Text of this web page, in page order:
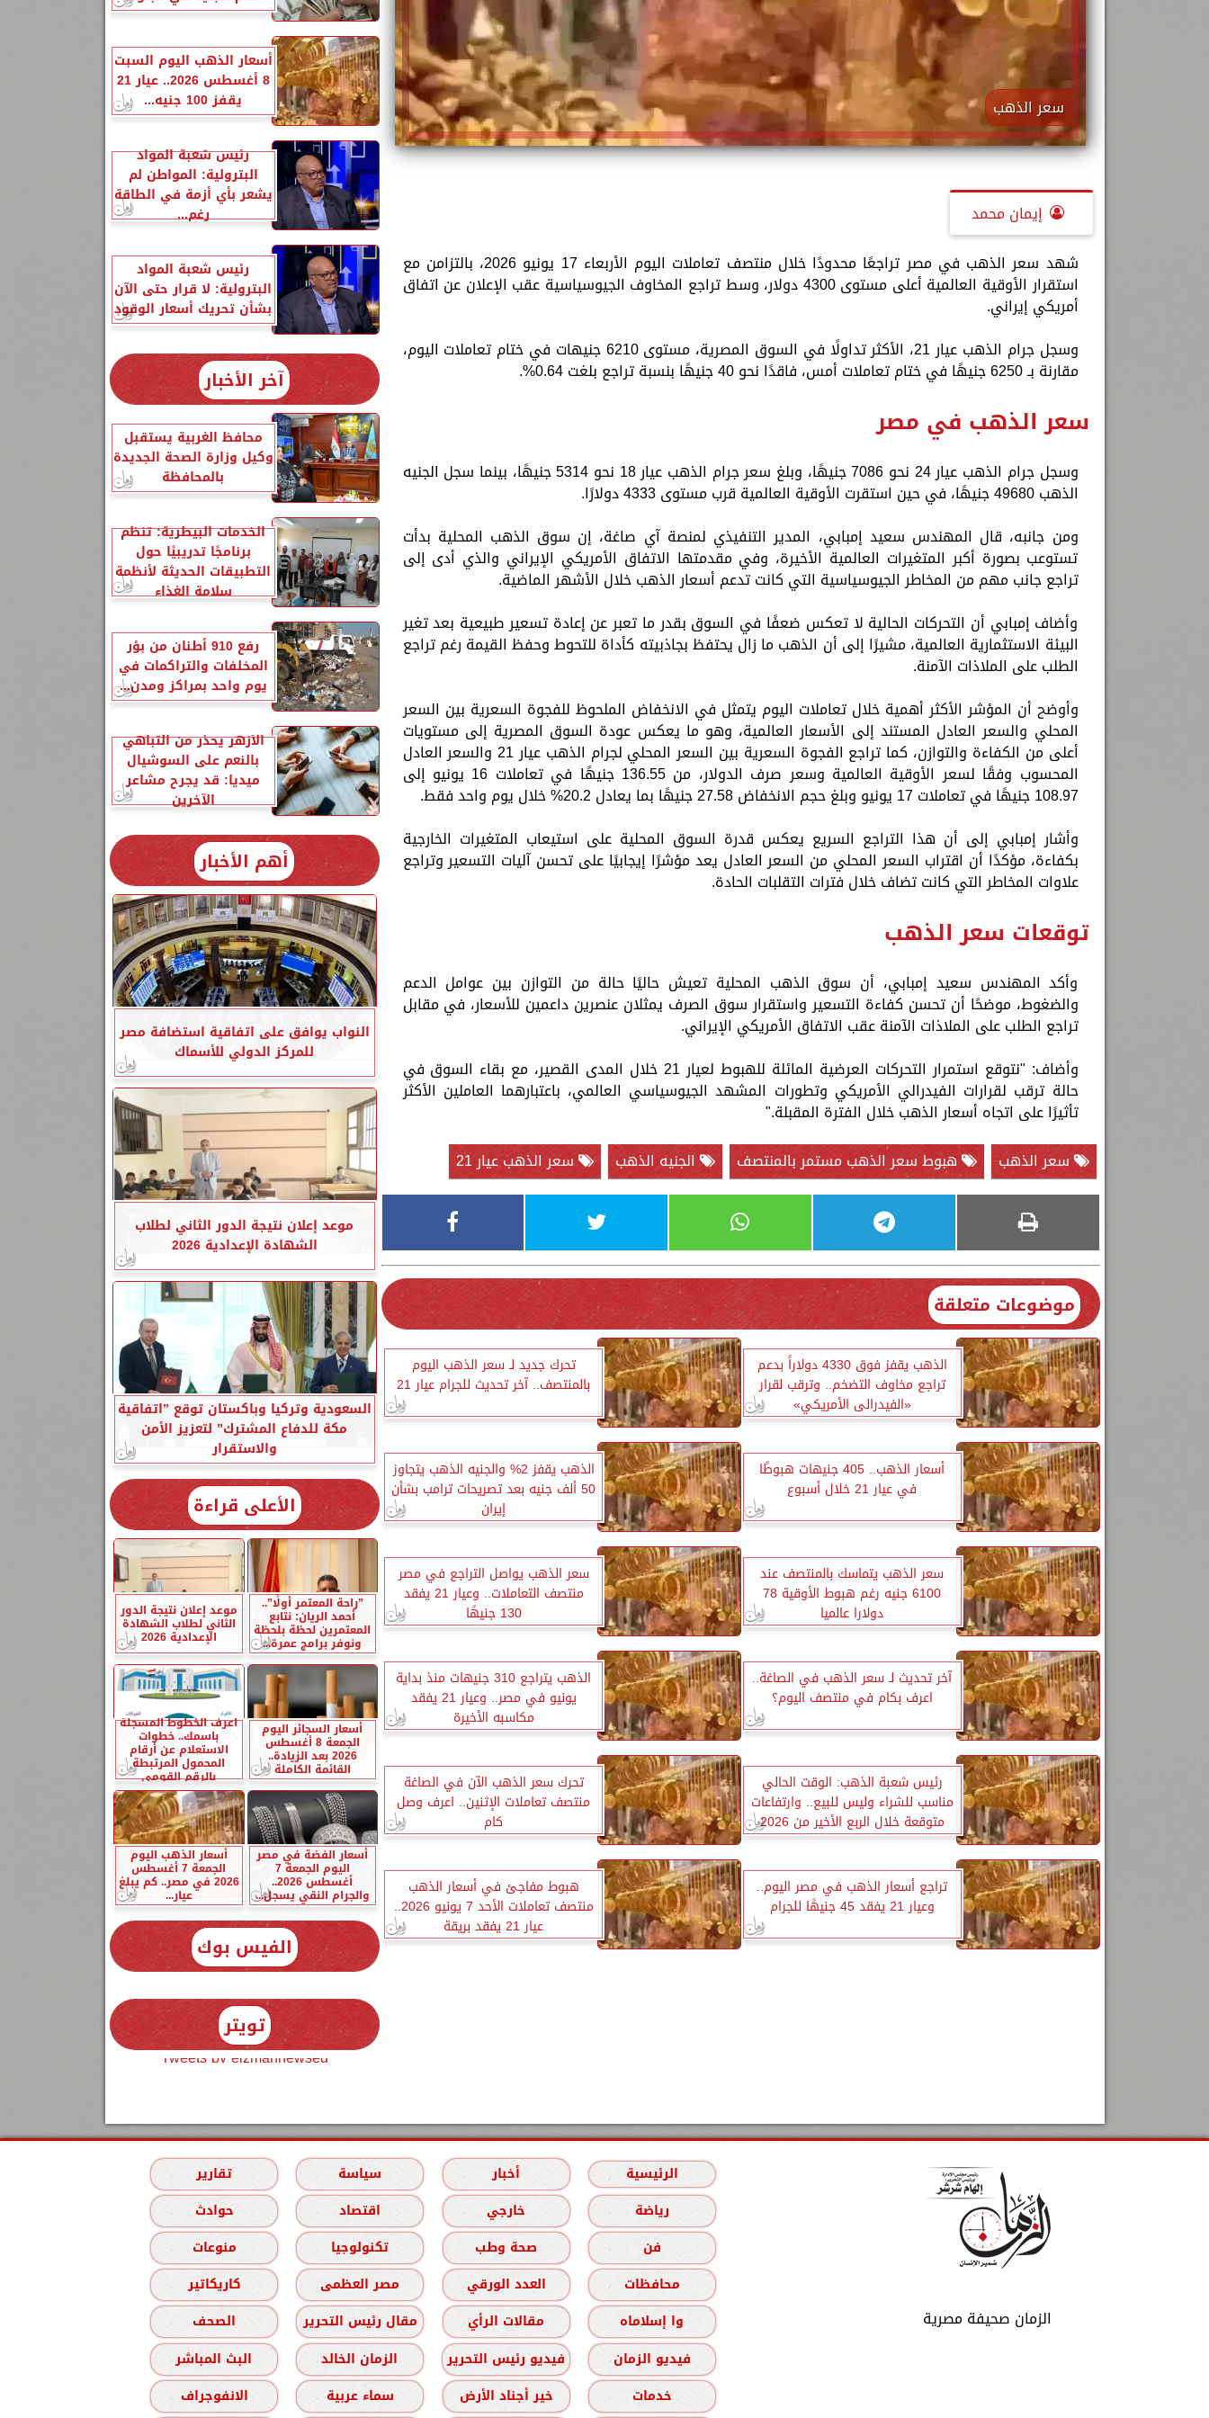
سعر الذهب
إيمان محمد
شهد سعر الذهب في مصر تراجعًا محدودًا خلال منتصف تعاملات اليوم الأربعاء 17 يونيو 2026، بالتزامن مع
استقرار الأوقية العالمية أعلى مستوى 4300 دولار، وسط تراجع المخاوف الجيوسياسية عقب الإعلان عن اتفاق
أمريكي إيراني.
وسجل جرام الذهب عيار 21، الأكثر تداولًا في السوق المصرية، مستوى 6210 جنيهات في ختام تعاملات اليوم،
مقارنة بـ 6250 جنيهًا في ختام تعاملات أمس، فاقدًا نحو 40 جنيهًا بنسبة تراجع بلغت 0.64%.
سعر الذهب في مصر
وسجل جرام الذهب عيار 24 نحو 7086 جنيهًا، وبلغ سعر جرام الذهب عيار 18 نحو 5314 جنيهًا، بينما سجل الجنيه
الذهب 49680 جنيهًا، في حين استقرت الأوقية العالمية قرب مستوى 4333 دولارًا.
ومن جانبه، قال المهندس سعيد إمبابي، المدير التنفيذي لمنصة آي صاغة، إن سوق الذهب المحلية بدأت
تستوعب بصورة أكبر المتغيرات العالمية الأخيرة، وفي مقدمتها الاتفاق الأمريكي الإيراني والذي أدى إلى
تراجع جانب مهم من المخاطر الجيوسياسية التي كانت تدعم أسعار الذهب خلال الأشهر الماضية.
وأضاف إمبابي أن التحركات الحالية لا تعكس ضعفًا في السوق بقدر ما تعبر عن إعادة تسعير طبيعية بعد تغير
البيئة الاستثمارية العالمية، مشيرًا إلى أن الذهب ما زال يحتفظ بجاذبيته كأداة للتحوط وحفظ القيمة رغم تراجع
الطلب على الملاذات الآمنة.
وأوضح أن المؤشر الأكثر أهمية خلال تعاملات اليوم يتمثل في الانخفاض الملحوظ للفجوة السعرية بين السعر
المحلي والسعر العادل المستند إلى الأسعار العالمية، وهو ما يعكس عودة السوق المصرية إلى مستويات
أعلى من الكفاءة والتوازن، كما تراجع الفجوة السعرية بين السعر المحلي لجرام الذهب عيار 21 والسعر العادل
المحسوب وفقًا لسعر الأوقية العالمية وسعر صرف الدولار، من 136.55 جنيهًا في تعاملات 16 يونيو إلى
108.97 جنيهًا في تعاملات 17 يونيو وبلغ حجم الانخفاض 27.58 جنيهًا بما يعادل 20.2% خلال يوم واحد فقط.
وأشار إمبابي إلى أن هذا التراجع السريع يعكس قدرة السوق المحلية على استيعاب المتغيرات الخارجية
بكفاءة، مؤكدًا أن اقتراب السعر المحلي من السعر العادل يعد مؤشرًا إيجابيًا على تحسن آليات التسعير وتراجع
علاوات المخاطر التي كانت تضاف خلال فترات التقلبات الحادة.
توقعات سعر الذهب
وأكد المهندس سعيد إمبابي، أن سوق الذهب المحلية تعيش حاليًا حالة من التوازن بين عوامل الدعم
والضغوط، موضحًا أن تحسن كفاءة التسعير واستقرار سوق الصرف يمثلان عنصرين داعمين للأسعار، في مقابل
تراجع الطلب على الملاذات الآمنة عقب الاتفاق الأمريكي الإيراني.
وأضاف: "نتوقع استمرار التحركات العرضية المائلة للهبوط لعيار 21 خلال المدى القصير، مع بقاء السوق في
حالة ترقب لقرارات الفيدرالي الأمريكي وتطورات المشهد الجيوسياسي العالمي، باعتبارهما العاملين الأكثر
تأثيرًا على اتجاه أسعار الذهب خلال الفترة المقبلة."
سعر الذهب
هبوط سعر الذهب مستمر بالمنتصف الجنيه الذهب سعر الذهب عيار 21
موضوعات متعلقة
الذهب يقفز فوق 4330 دولاراً بدعم
تراجع مخاوف التضخم.. وترقب لقرار
«الفيدرالى الأمريكي»
تحرك جديد لـ سعر الذهب اليوم
بالمنتصف.. آخر تحديث للجرام عيار 21
أسعار الذهب.. 405 جنيهات هبوطًا
في عيار 21 خلال أسبوع
الذهب يقفز 2% والجنيه الذهب يتجاوز
50 ألف جنيه بعد تصريحات ترامب بشأن
إيران
سعر الذهب يتماسك بالمنتصف عند
6100 جنيه رغم هبوط الأوقية 78
دولارا عالميا
سعر الذهب يواصل التراجع في مصر
منتصف التعاملات.. وعيار 21 يفقد
130 جنيهًا
آخر تحديث لـ سعر الذهب في الصاغة..
اعرف بكام في منتصف اليوم؟
الذهب يتراجع 310 جنيهات منذ بداية
يونيو في مصر.. وعيار 21 يفقد
مكاسبه الأخيرة
رئيس شعبة الذهب: الوقت الحالي
مناسب للشراء وليس للبيع.. وارتفاعات
متوقعة خلال الربع الأخير من 2026
تحرك سعر الذهب الآن في الصاغة
منتصف تعاملات الإثنين.. اعرف وصل
كام
تراجع أسعار الذهب في مصر اليوم..
وعيار 21 يفقد 45 جنيهًا للجرام
هبوط مفاجئ في أسعار الذهب
منتصف تعاملات الأحد 7 يونيو 2026..
عيار 21 يفقد بريقة
أسعار الذهب اليوم السبت
8 أغسطس 2026.. عيار 21
يقفز 100 جنيه...
رئيس شعبة المواد
البترولية: المواطن لم
يشعر بأي أزمة في الطاقة
رغم...
رئيس شعبة المواد
البترولية: لا قرار حتى الآن
بشأن تحريك أسعار الوقود
آخر الأخبار
محافظ الغربية يستقبل
وكيل وزارة الصحة الجديدة
بالمحافظة
الخدمات البيطرية: تنظم
برنامجًا تدريبيًا حول
التطبيقات الحديثة لأنظمة
سلامة الغذاء
رفع 910 أطنان من بؤر
المخلفات والتراكمات في
يوم واحد بمراكز ومدن...
الأزهر يحذر من التباهي
بالنعم على السوشيال
ميديا: قد يجرح مشاعر
الآخرين
أهم الأخبار
النواب يوافق على اتفاقية استضافة مصر
للمركز الدولي للأسماك
موعد إعلان نتيجة الدور الثاني لطلاب
الشهادة الإعدادية 2026
السعودية وتركيا وباكستان توقع ”اتفاقية
مكة للدفاع المشترك” لتعزيز الأمن
والاستقرار
الأعلى قراءة
”راحة المعتمر أولًا”..
أحمد الريان: نتابع
المعتمرين لحظة بلحظة
ونوفر برامج عمرة...
موعد إعلان نتيجة الدور
الثاني لطلاب الشهادة
الإعدادية 2026
أسعار السجائر اليوم
الجمعة 8 أغسطس
2026 بعد الزيادة..
القائمة الكاملة
اعرف الخطوط المسجلة
باسمك.. خطوات
الاستعلام عن أرقام
المحمول المرتبطة
بالرقم القومي
أسعار الفضة في مصر
اليوم الجمعة 7
أغسطس 2026..
والجرام النقي يسجل...
أسعار الذهب اليوم
الجمعة 7 أغسطس
2026 في مصر.. كم يبلغ
عيار...
الفيس بوك
تويتر
Tweets by elzmannewseg
الزمان صحيفة مصرية
الرئيسية أخبار سياسة
تقارير
رياضة
خارجي اقتصاد
حوادث
فن
صحة وطب تكنولوجيا
منوعات
محافظات
العدد الورقي مصر العظمى
كاريكاتير
وا إسلاماه
مقالات الرأي مقال رئيس التحرير
الصحف
فيديو الزمان
فيديو رئيس التحرير الزمان الخالد
البث المباشر
خدمات
خير أجناد الأرض سماء عربية الانفوجراف